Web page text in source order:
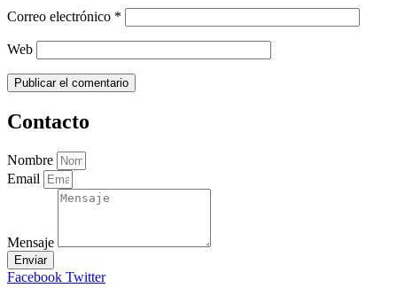
Correo electrónico *
Web
Contacto
Nombre
Email
Mensaje
Enviar
Facebook Twitter